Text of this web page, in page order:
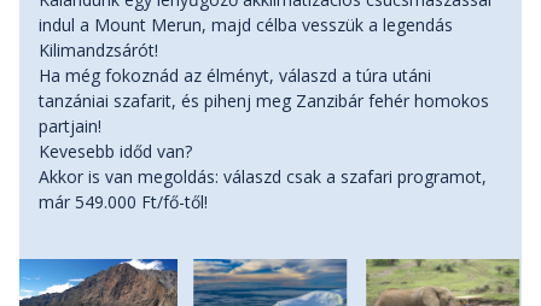
indul a Mount Merun, majd célba vesszük a legendás
Kilimandzsárót!
Ha még fokoznád az élményt, válaszd a túra utáni
tanzániai szafarit, és pihenj meg Zanzibár fehér homokos
partjain!
Kevesebb időd van?
Akkor is van megoldás: válaszd csak a szafari programot,
már 549.000 Ft/fő-től!